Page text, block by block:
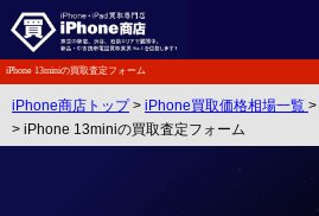
iPhone 13miniの買取査定フォーム
iPhone商店トップ> iPhone買取価格相場一覧 >
> iPhone 13miniの買取査定フォーム